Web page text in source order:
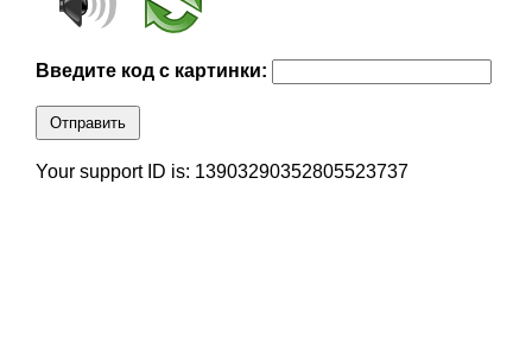
Введите код с картинки:
Отправить
Your support ID is: 13903290352805523737